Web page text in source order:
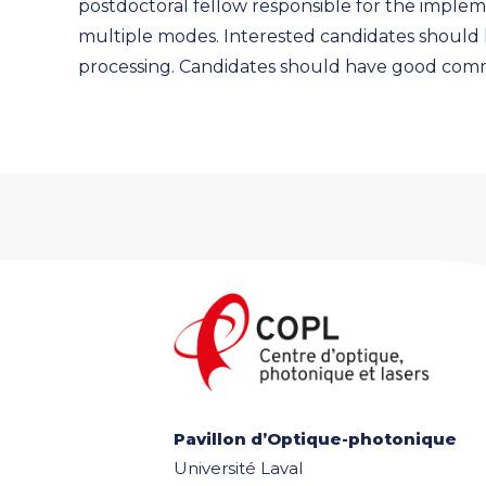
postdoctoral fellow responsible for the
multiple modes. Interested candidates
processing. Candidates should have good
Pavillon d’Optique-photonique
Université Laval